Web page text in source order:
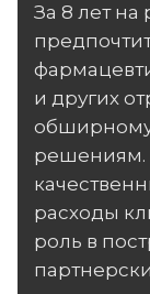
За 8 лет на
и других
решениям.
расходы
роль в